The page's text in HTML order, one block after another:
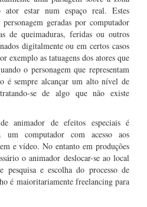
ator estar num espaço real. Estes
geradas por computador
de queimaduras, feridas ou outros
digitalmente ou em certos casos
exemplo as tatuagens dos atores que
o personagem que representam
é sempre alcançar um alto nível de
se de algo que não existe
animador de efeitos especiais é
um computador com acesso aos
e vídeo. No entanto em produções
o animador deslocar-se ao local
pesquisa e escolha do processo de
é maioritariamente freelancing para